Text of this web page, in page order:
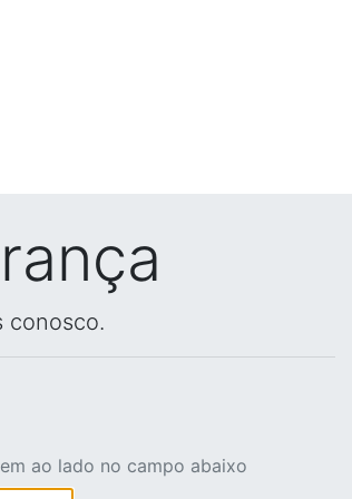
conosco.
ao lado no campo abaixo